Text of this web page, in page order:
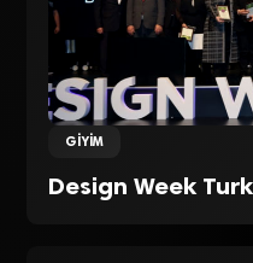
GIYIM
Design Week